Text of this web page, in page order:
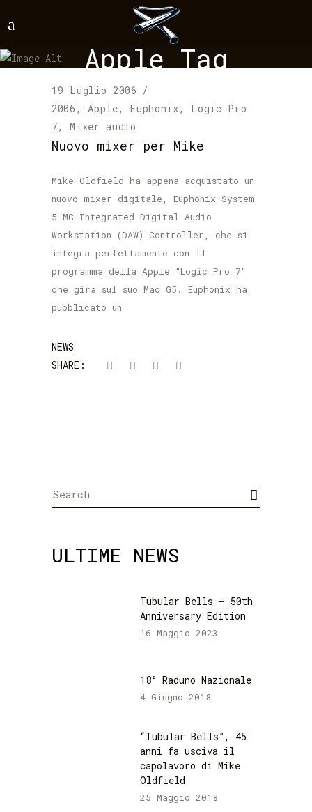
Apple Tag
19 Luglio 2006
2006 ,Apple,Euphonix, Logic Pro
7,Mixer audio
Nuovo mixer per Mike
Mike Oldfield ha appena acquistato un
nuovo mixer digitale, Euphonix System
5-MC Integrated Digital Audio
Workstation (DAW) Controller, che si
integra perfettamente con il
programma della Apple "Logic Pro 7"
che gira sul suo Mac G5. Euphonix ha
pubblicato un
NEWS
SHARE:
Search
for:
ULTIME NEWS
Tubular Bells – 50th
Anniversary Edition
16 Maggio 2023
18° Raduno Nazionale
4 Giugno 2018
“Tubular Bells”, 45
anni fa usciva il
capolavoro di Mike
Oldfield
25 Maggio 2018